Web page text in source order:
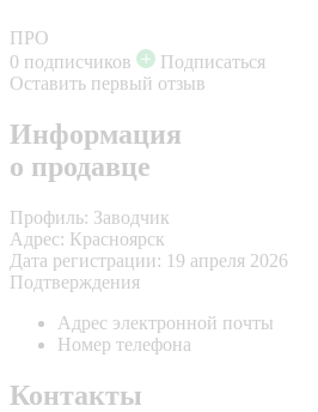
ПРО
0 подписчиков
Подписаться
Оставить первый отзыв
Информация
о продавце
Профиль: Заводчик
Адрес: Красноярск
Дата регистрации: 19 апреля 2026
Подтверждения
Адрес электронной почты
Номер телефона
Контакты